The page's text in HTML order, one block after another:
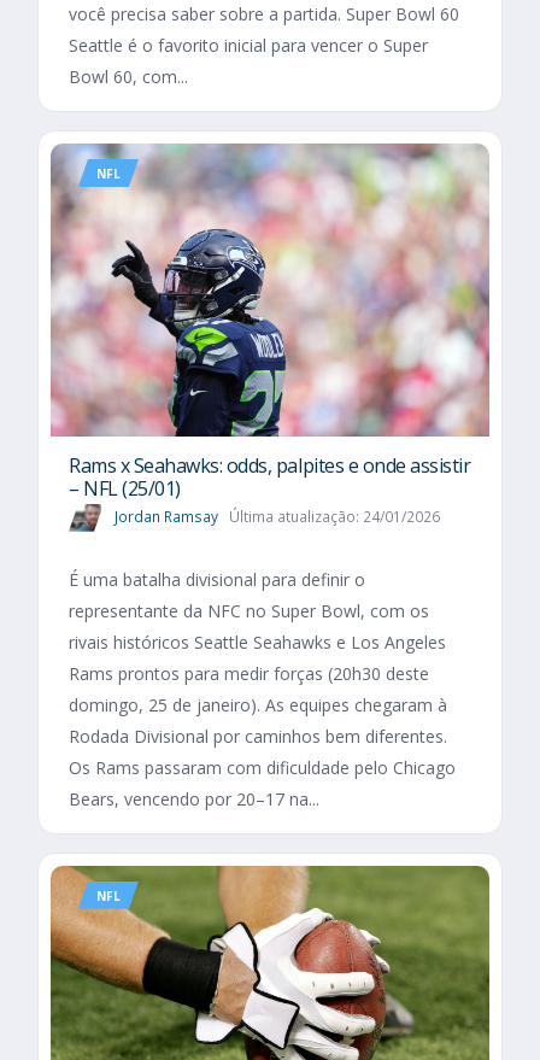
você precisa saber sobre a partida. Super Bowl 60
Seattle é o favorito inicial para vencer o Super
Bowl 60, com...
NFL
Rams x Seahawks: odds, palpites e onde assistir
– NFL (25/01)
Jordan Ramsay Última atualização: 24/01/2026
É uma batalha divisional para definir o
representante da NFC no Super Bowl, com os
rivais históricos Seattle Seahawks e Los Angeles
Rams prontos para medir forças (20h30 deste
domingo, 25 de janeiro). As equipes chegaram à
Rodada Divisional por caminhos bem diferentes.
Os Rams passaram com dificuldade pelo Chicago
Bears, vencendo por 20–17 na...
NFL